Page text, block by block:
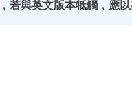
若與英文版本牴觸，應